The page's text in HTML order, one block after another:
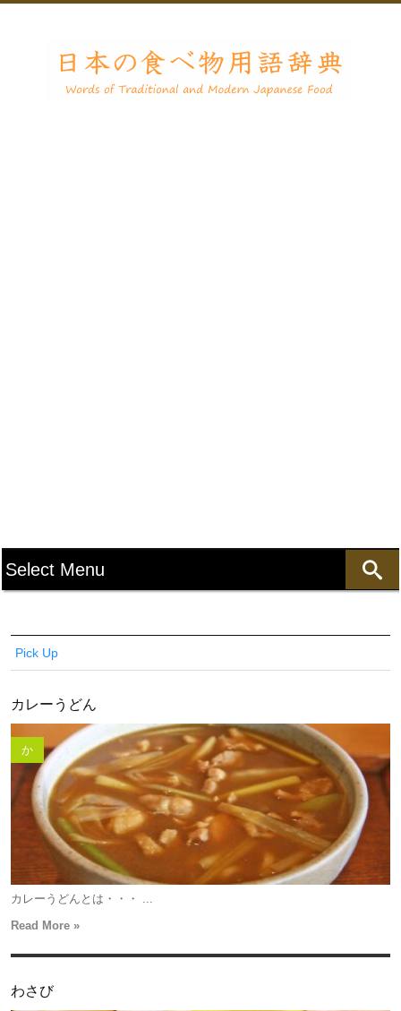
Pick Up
カレーうどん
か
カレーうどんとは・・・ ...
Read More »
わさび